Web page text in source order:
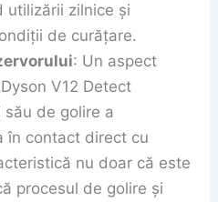
utilizării zilnice și
de curățare.
: Un aspect
V12 Detect
de golire a
în contact direct cu
nu doar că este
procesul de golire și